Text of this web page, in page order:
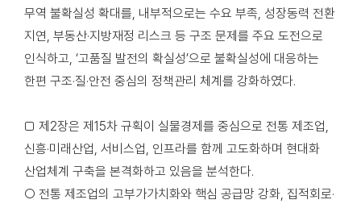
무역 불확실성 확대를, 내부적으로는 수요 부족, 성장동력 전환
지연, 부동산·지방재정 리스크 등 구조 문제를 주요 도전으로
인식하고, ‘고품질 발전의 확실성’으로 불확실성에 대응하는
한편 구조·질·안전 중심의 정책관리 체계를 강화하였다.
□ 제2장은 제15차 규획이 실물경제를 중심으로 전통 제조업,
신흥·미래산업, 서비스업, 인프라를 함께 고도화하며 현대화
산업체계 구축을 본격화하고 있음을 분석한다.
○ 전통 제조업의 고부가가치화와 핵심 공급망 강화, 집적회로·